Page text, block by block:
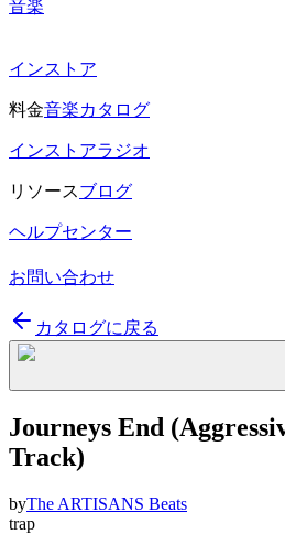
音楽
インストア
料金音楽カタログ
インストアラジオ
リソースブログ
ヘルプセンター
お問い合わせ
カタログに戻る
Journeys End
Track)
byThe ARTISANS Beats
trap